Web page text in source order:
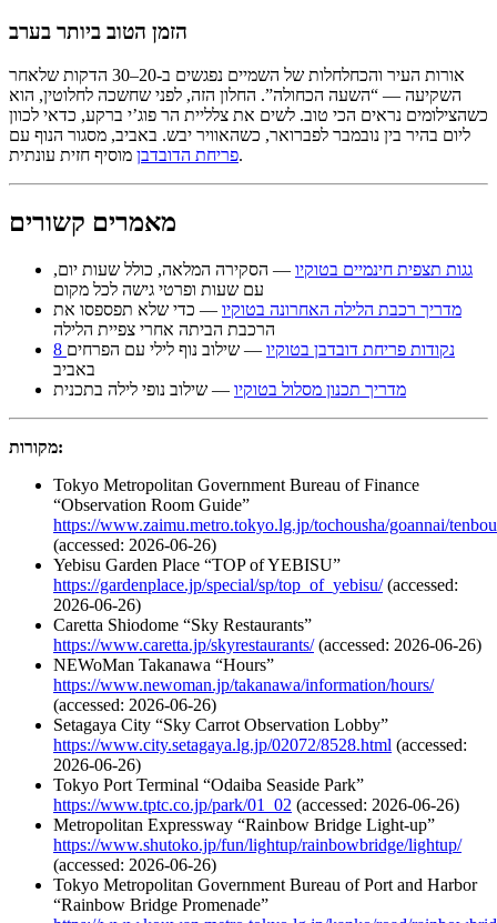
הזמן הטוב ביותר בערב
אורות העיר והכחלחלות של השמיים נפגשים ב-20–30 הדקות שלאחר
השקיעה — “השעה הכחולה”. החלון הזה, לפני שחשכה לחלוטין, הוא
כשהצילומים נראים הכי טוב. לשים את צלליית הר פוג’י ברקע, כדאי לכוון
ליום בהיר בין נובמבר לפברואר, כשהאוויר יבש. באביב, מסגור הנוף עם
פריחת הדובדבןמוסיף חזית עונתית.
מאמרים קשורים
גגות תצפית חינמיים בטוקיו — הסקירה המלאה, כולל שעות יום,
עם שעות ופרטי גישה לכל מקום
מדריך רכבת הלילה האחרונה בטוקיו — כדי שלא תפספסו את
הרכבת הביתה אחרי צפיית הלילה
8 נקודות פריחת דובדבן בטוקיו — שילוב נוף לילי עם הפרחים
באביב
מדריך תכנון מסלול בטוקיו — שילוב נופי לילה בתכנית
מקורות:
Tokyo Metropolitan Government Bureau of Finance
“Observation Room Guide”
https://www.zaimu.metro.tokyo.lg.jp/tochousha/goannai/tenbou
(accessed: 2026-06-26)
Yebisu Garden Place “TOP of YEBISU”
https://gardenplace.jp/special/sp/top_of_yebisu/(accessed:
2026-06-26)
Caretta Shiodome “Sky Restaurants”
https://www.caretta.jp/skyrestaurants/(accessed: 2026-06-26)
NEWoMan Takanawa “Hours”
https://www.newoman.jp/takanawa/information/hours/
(accessed: 2026-06-26)
Setagaya City “Sky Carrot Observation Lobby”
https://www.city.setagaya.lg.jp/02072/8528.html (accessed:
2026-06-26)
Tokyo Port Terminal “Odaiba Seaside Park”
https://www.tptc.co.jp/park/01_02 (accessed: 2026-06-26)
Metropolitan Expressway “Rainbow Bridge Light-up”
https://www.shutoko.jp/fun/lightup/rainbowbridge/lightup/
(accessed: 2026-06-26)
Tokyo Metropolitan Government Bureau of Port and Harbor
“Rainbow Bridge Promenade”